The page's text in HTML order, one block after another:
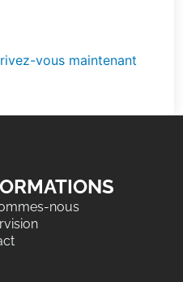
vous maintenant
nous